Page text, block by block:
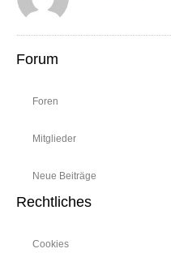
Forum
Foren
Mitglieder
Neue Beiträge
Rechtliches
Cookies